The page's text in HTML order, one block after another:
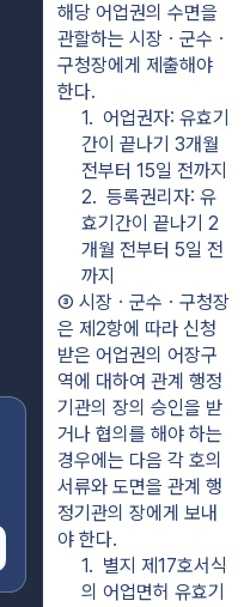
해당 어업권의 수면을
관할하는 시장ㆍ군수ㆍ
구청장에게 제출해야
한다.
1.  어업권자: 유효기
간이 끝나기 3개월
전부터 15일 전까지
2.  등록권리자: 유
효기간이 끝나기 2
개월 전부터 5일 전
까지
③ 시장ㆍ군수ㆍ구청장
은 제2항에 따라 신청
받은 어업권의 어장구
역에 대하여 관계 행정
기관의 장의 승인을 받
거나 협의를 해야 하는
경우에는 다음 각 호의
서류와 도면을 관계 행
정기관의 장에게 보내
야 한다.
1.  별지 제17호서식
의 어업면허 유효기